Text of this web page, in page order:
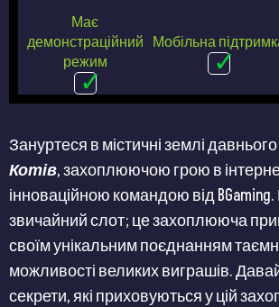
Має
демонстраційний
режим
Мобільна
Зануртеся в містичні землі
Котів, захоплюючою грою в
інноваційною командою від
звичайний слот; це захоплююча
своїм унікальним поєднанням
можливості великих виграшів.
секрети, які приховуються у цій